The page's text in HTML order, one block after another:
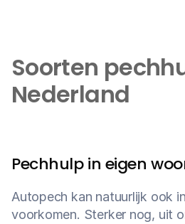
Soorten
Nederland
Pechhulp in eigen
Autopech kan natuurlijk ook
voorkomen. Sterker nog, uit